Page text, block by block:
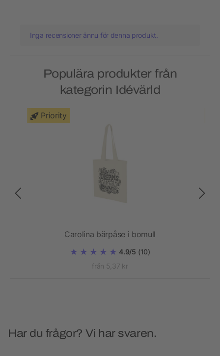
Inga recensioner ännu för denna produkt.
Populära produkter från
kategorin Idévärld
Priority
Carolina bärpåse i bomull
4.9/5 (10)
från 5,37 kr
Har du frågor? Vi har svaren.